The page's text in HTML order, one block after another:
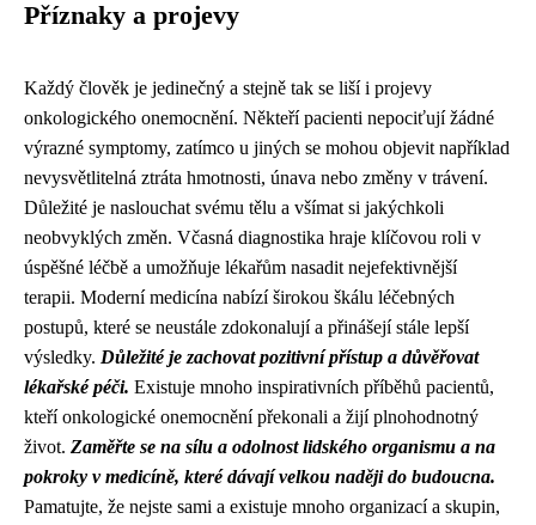
Příznaky a projevy
Každý člověk je jedinečný a stejně tak se liší i projevy
onkologického onemocnění. Někteří pacienti nepociťují žádné
výrazné symptomy, zatímco u jiných se mohou objevit například
nevysvětlitelná ztráta hmotnosti, únava nebo změny v trávení.
Důležité je naslouchat svému tělu a všímat si jakýchkoli
neobvyklých změn. Včasná diagnostika hraje klíčovou roli v
úspěšné léčbě a umožňuje lékařům nasadit nejefektivnější
terapii. Moderní medicína nabízí širokou škálu léčebných
postupů, které se neustále zdokonalují a přinášejí stále lepší
výsledky. Důležité je zachovat pozitivní přístup a důvěřovat
lékařské péči. Existuje mnoho inspirativních příběhů pacientů,
kteří onkologické onemocnění překonali a žijí plnohodnotný
život. Zaměřte se na sílu a odolnost lidského organismu a na
pokroky v medicíně, které dávají velkou naději do budoucna.
Pamatujte, že nejste sami a existuje mnoho organizací a skupin,